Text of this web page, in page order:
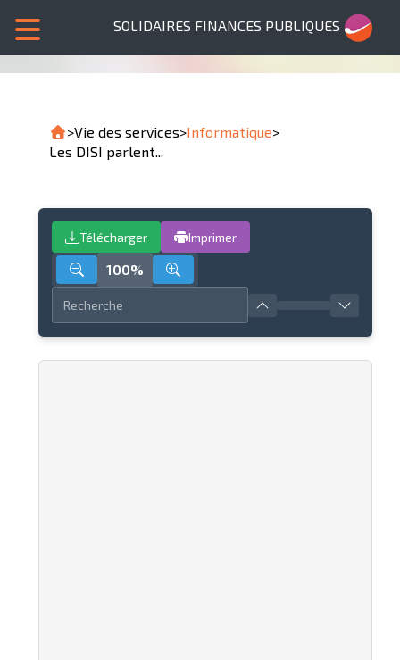
SOLIDAIRES FINANCES PUBLIQUES
>Vie des services>Informatique>
Les DISI parlent...
Télécharger Imprimer
100%